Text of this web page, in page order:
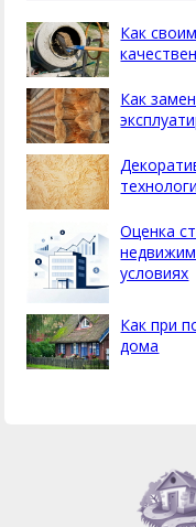
Как
Как
Оценка
условиях
Как при
дома